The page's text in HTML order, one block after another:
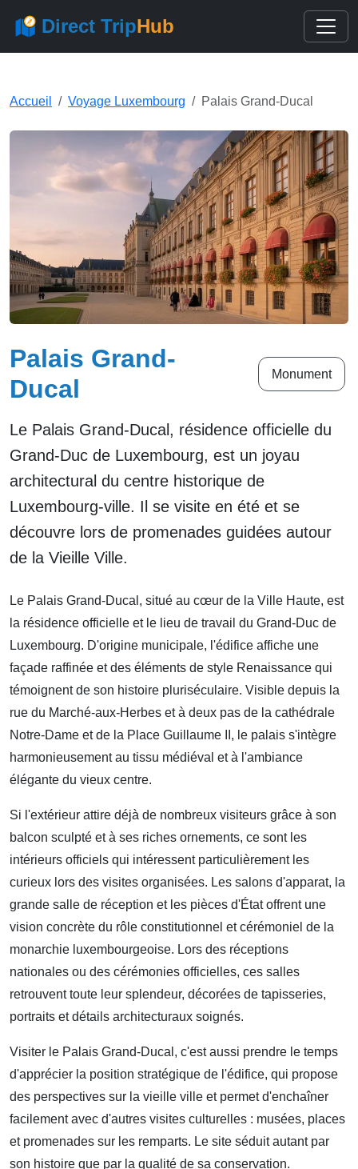
Direct TripHub
Accueil Voyage Luxembourg Palais Grand-Ducal
Palais Grand-
Ducal
Monument
Le Palais Grand-Ducal, résidence officielle du
Grand-Duc de Luxembourg, est un joyau
architectural du centre historique de
Luxembourg-ville. Il se visite en été et se
découvre lors de promenades guidées autour
de la Vieille Ville.
Le Palais Grand-Ducal, situé au cœur de la Ville Haute, est
la résidence officielle et le lieu de travail du Grand-Duc de
Luxembourg. D'origine municipale, l'édifice affiche une
façade raffinée et des éléments de style Renaissance qui
témoignent de son histoire pluriséculaire. Visible depuis la
rue du Marché-aux-Herbes et à deux pas de la cathédrale
Notre-Dame et de la Place Guillaume II, le palais s'intègre
harmonieusement au tissu médiéval et à l'ambiance
élégante du vieux centre.
Si l'extérieur attire déjà de nombreux visiteurs grâce à son
balcon sculpté et à ses riches ornements, ce sont les
intérieurs officiels qui intéressent particulièrement les
curieux lors des visites organisées. Les salons d'apparat, la
grande salle de réception et les pièces d'État offrent une
vision concrète du rôle constitutionnel et cérémoniel de la
monarchie luxembourgeoise. Lors des réceptions
nationales ou des cérémonies officielles, ces salles
retrouvent toute leur splendeur, décorées de tapisseries,
portraits et détails architecturaux soignés.
Visiter le Palais Grand-Ducal, c'est aussi prendre le temps
d'apprécier la position stratégique de l'édifice, qui propose
des perspectives sur la vieille ville et permet d'enchaîner
facilement avec d'autres visites culturelles : musées, places
et promenades sur les remparts. Le site séduit autant par
son histoire que par la qualité de sa conservation.